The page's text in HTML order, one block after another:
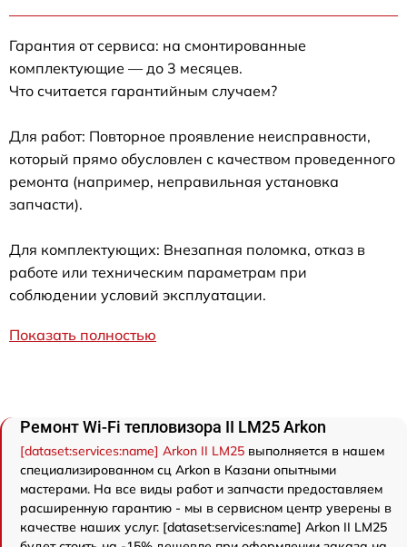
Гарантия от сервиса: на смонтированные
комплектующие — до 3 месяцев.
Что считается гарантийным случаем?
Для работ: Повторное проявление неисправности,
который прямо обусловлен с качеством проведенного
ремонта (например, неправильная установка
запчасти).
Для комплектующих: Внезапная поломка, отказ в
работе или техническим параметрам при
соблюдении условий эксплуатации.
Показать полностью
Ремонт Wi-Fi тепловизора II LM25 Arkon
[dataset:services:name] Arkon II LM25 выполняется в нашем
специализированном сц Arkon в Казани опытными
мастерами. На все виды работ и запчасти предоставляем
расширенную гарантию - мы в сервисном центр уверены в
качестве наших услуг. [dataset:services:name] Arkon II LM25